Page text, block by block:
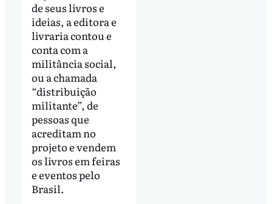
de seus livros e
ideias, a editora e
livraria contou e
conta com a
militância social,
ou a chamada
“distribuição
militante”, de
pessoas que
acreditam no
projeto e vendem
os livros em feiras
e eventos pelo
Brasil.